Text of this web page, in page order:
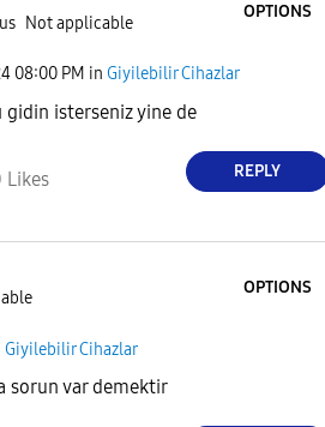
Not applicable
OPTIONS
08:00 PM in Giyilebilir Cihazlar
gidin isterseniz yine de
Likes REPLY
OPTIONS
Giyilebilir Cihazlar
sorun var demektir